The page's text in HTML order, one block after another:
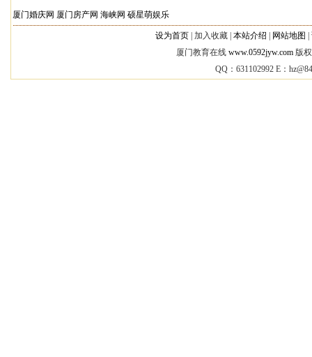
厦门婚庆网 厦门房产网 海峡网 硕星萌娱乐
设为首页 加入收藏 | 本站介绍 网站地图
厦门教育在线 www.0592jyw.com版权
QQ：631102992 E：